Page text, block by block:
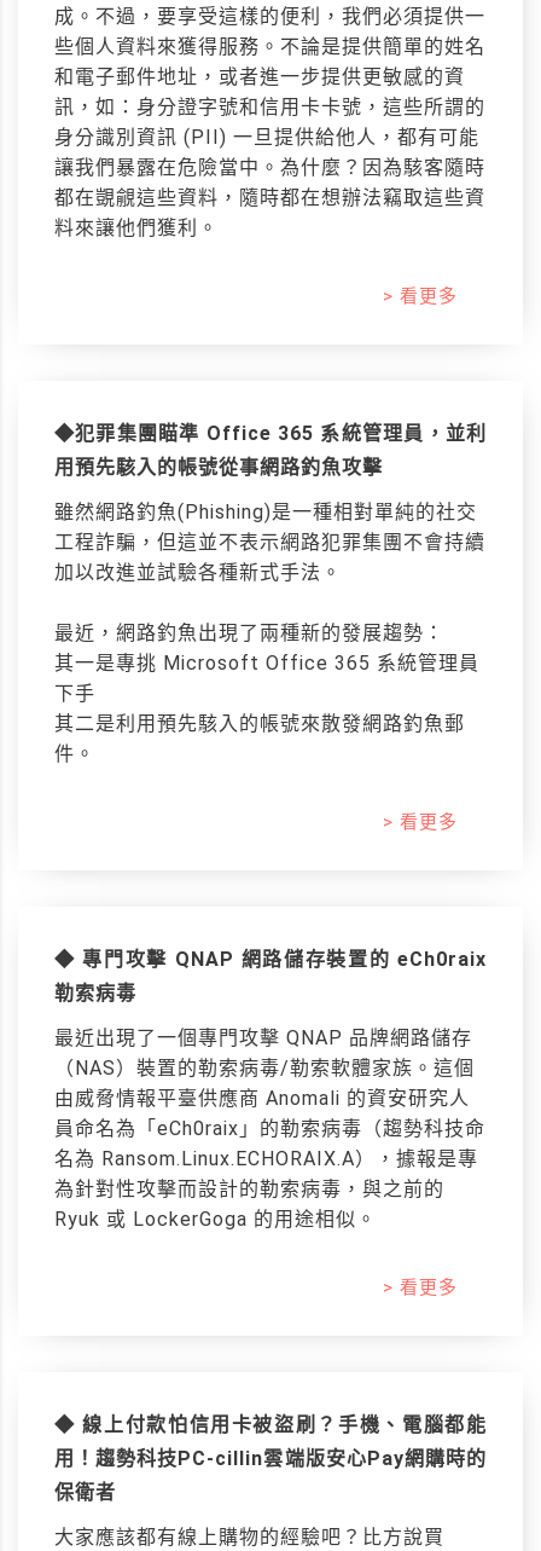
成。不過，要享受這樣的便利，我們必須提供一
些個人資料來獲得服務。不論是提供簡單的姓名
和電子郵件地址，或者進一步提供更敏感的資
訊，如：身分證字號和信用卡卡號，這些所謂的
身分識別資訊 (PII) 一旦提供給他人，都有可能
讓我們暴露在危險當中。為什麼？因為駭客隨時
都在覬覦這些資料，隨時都在想辦法竊取這些資
料來讓他們獲利。
> 看更多
◆犯罪集團瞄準 Office 365 系統管理員，並利
用預先駭入的帳號從事網路釣魚攻擊
雖然網路釣魚(Phishing)是一種相對單純的社交
工程詐騙，但這並不表示網路犯罪集團不會持續
加以改進並試驗各種新式手法。
最近，網路釣魚出現了兩種新的發展趨勢：
其一是專挑 Microsoft Office 365 系統管理員
下手
其二是利用預先駭入的帳號來散發網路釣魚郵
件。
> 看更多
◆ 專門攻擊 QNAP 網路儲存裝置的 eCh0raix
勒索病毒
最近出現了一個專門攻擊 QNAP 品牌網路儲存
（NAS）裝置的勒索病毒/勒索軟體家族。這個
由威脅情報平臺供應商 Anomali 的資安研究人
員命名為「eCh0raix」的勒索病毒（趨勢科技命
名為 Ransom.Linux.ECHORAIX.A），據報是專
為針對性攻擊而設計的勒索病毒，與之前的
Ryuk 或 LockerGoga 的用途相似。
> 看更多
◆ 線上付款怕信用卡被盜刷？手機、電腦都能
用！趨勢科技PC-cillin雲端版安心Pay網購時的
保衛者
大家應該都有線上購物的經驗吧？比方說買